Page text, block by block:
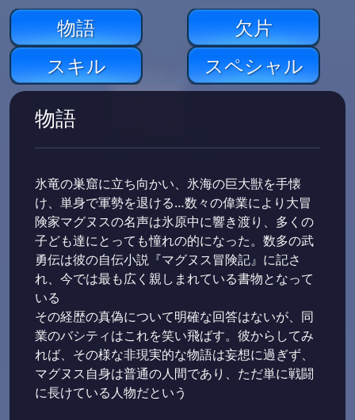
物語
欠片
スキル
スペシャル
物語
氷竜の巣窟に立ち向かい、氷海の巨大獣を手懐
け、単身で軍勢を退ける…数々の偉業により大冒
険家マグヌスの名声は氷原中に響き渡り、多くの
子ども達にとっても憧れの的になった。数多の武
勇伝は彼の自伝小説『マグヌス冒険記』に記さ
れ、今では最も広く親しまれている書物となって
いる
その経歴の真偽について明確な回答はないが、同
業のバシティはこれを笑い飛ばす。彼からしてみ
れば、その様な非現実的な物語は妄想に過ぎず、
マグヌス自身は普通の人間であり、ただ単に戦闘
に長けている人物だという